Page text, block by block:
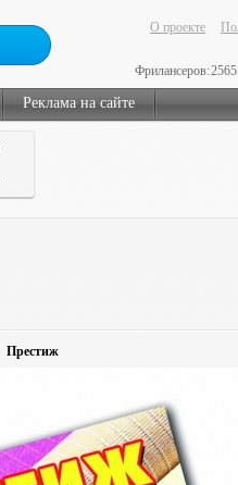
О проекте
Фрилансеров:
Реклама на сайте
Престиж